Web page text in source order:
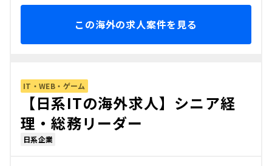
この海外の求人案件を見る
IT・WEB・ゲーム
【日系ITの海外求人】シニア経
理・総務リーダー
日系企業